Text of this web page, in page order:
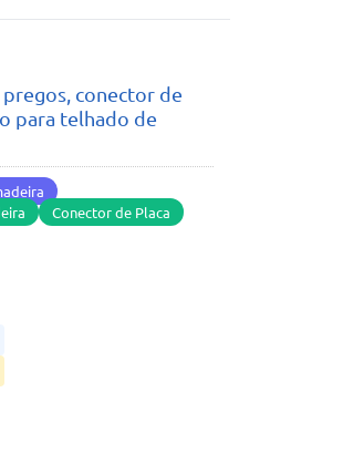
conector de
para telhado de
Conector de Placa